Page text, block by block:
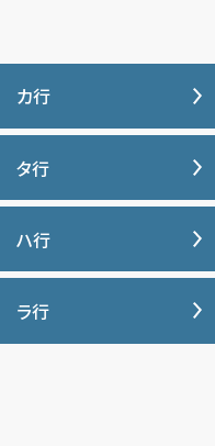
カ行
カナダグース
カルティエ
グッチ
クロムハーツ
ケイト・スペード
タ行
タグ・ホイヤー
ディオール
ティファニー
ハ行
バーバリー
バカラ
ラ行